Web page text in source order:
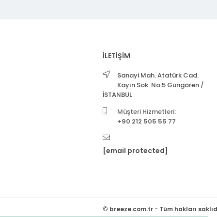
İLETİŞİM
Sanayi Mah. Atatürk Cad.
Kayın Sok. No:5 Güngören /
İSTANBUL
Müşteri Hizmetleri:
+90 212 505 55 77
[email protected]
© breeze.com.tr - Tüm hakları